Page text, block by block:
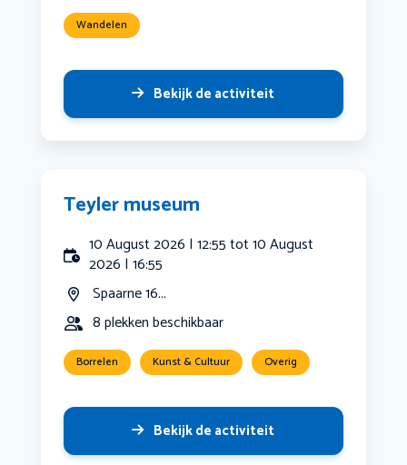
Wandelen
Bekijk de activiteit
Teyler museum
10 August 2026 | 12:55 tot 10 August
2026 | 16:55
Spaarne 16...
8 plekken beschikbaar
Borrelen Kunst & Cultuur Overig
Bekijk de activiteit